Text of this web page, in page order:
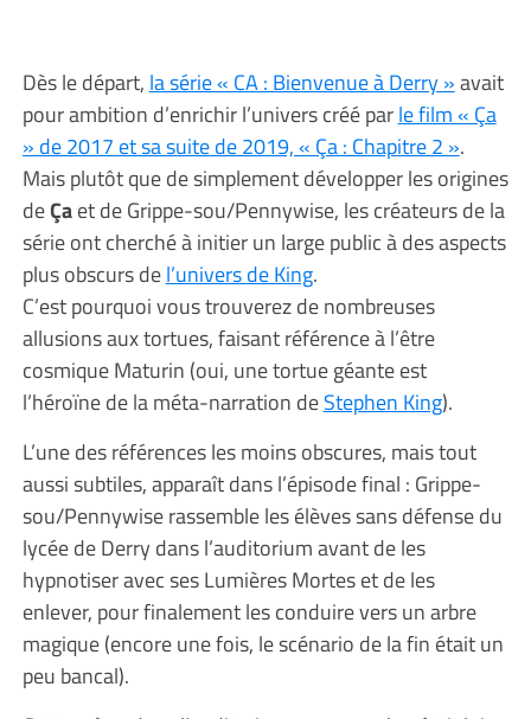
Dès le départ, la série « CA : Bienvenue à Derry »avait
pour ambition d’enrichir l’univers créé parle film « Ça
» de 2017 et sa suite de 2019, « Ça : Chapitre 2 ».
Mais plutôt que de simplement développer les origines
deÇaet de Grippe-sou/Pennywise, les créateurs de la
série ont cherché à initier un large public à des aspects
plus obscurs del’univers de King.
C’est pourquoi vous trouverez de nombreuses
allusions aux tortues, faisant référence à l’être
cosmique Maturin (oui, une tortue géante est
l’héroïne de la méta-narration deStephen King).
L’une des références les moins obscures, mais tout
aussi subtiles, apparaît dans l’épisode final : Grippe-
sou/Pennywise rassemble les élèves sans défense du
lycée de Derry dans l’auditorium avant de les
hypnotiser avec ses Lumières Mortes et de les
enlever, pour finalement les conduire vers un arbre
magique (encore une fois, le scénario de la fin était un
peu bancal).